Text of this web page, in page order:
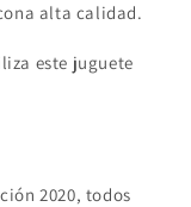
alta calidad.
este juguete
2020, todos